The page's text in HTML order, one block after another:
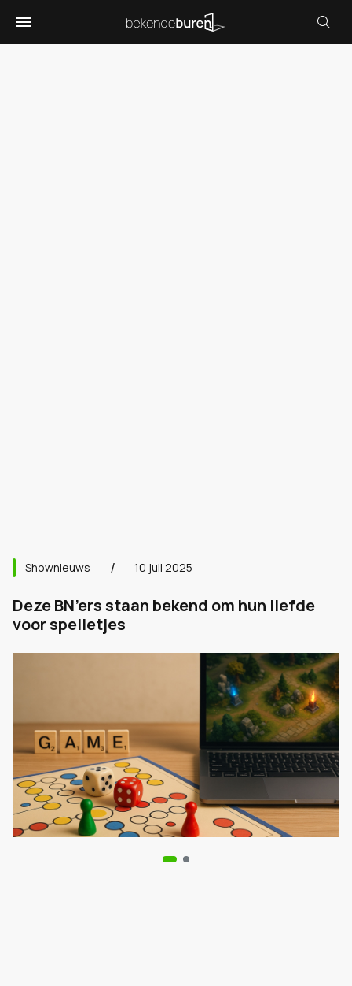
Shownieuws 10 juli 2025
Deze BN’ers staan bekend om hun liefde
voor spelletjes